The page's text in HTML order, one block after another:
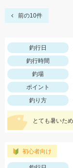
前の10件
釣行日
釣行時間
釣場
ポイント
釣り方
初心者向け